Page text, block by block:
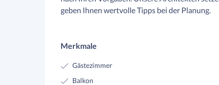
geben Ihnen wertvolle Tipps bei der Planung.
Merkmale
Gästezimmer
Balkon